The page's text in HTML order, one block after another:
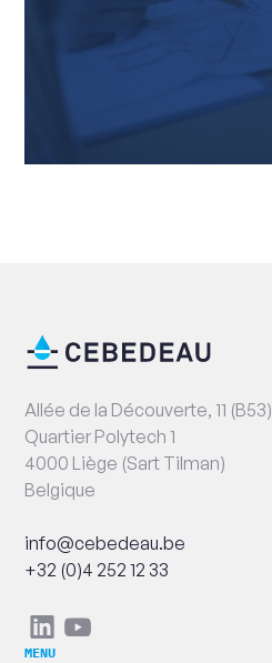
Information
de
Adresse
Allée de la Découverte, 11 (B53)
Quartier Polytech 1
4000 Liège (Sart Tilman)
Belgique
Email
info@cebedeau.be
Numéro
de
+32 (0)4 252 12 33
Réseaux
sociaux
LinkedinYoutube
MENU